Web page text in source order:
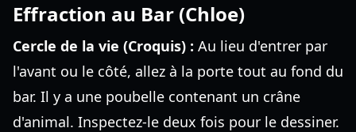
Effraction au Bar (Chloe)
Cercle de la vie (Croquis) : Au lieu d'entrer par
l'avant ou le côté, allez à la porte tout au fond du
bar. Il y a une poubelle contenant un crâne
d'animal. Inspectez-le deux fois pour le dessiner.